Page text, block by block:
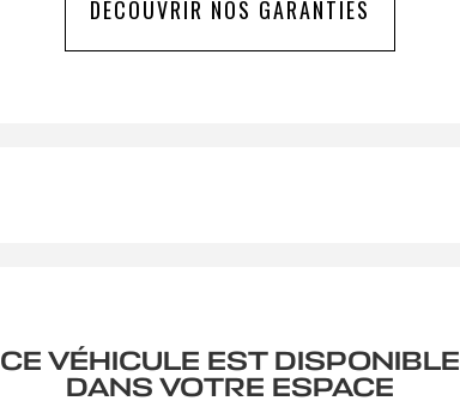
DÉCOUVRIR NOS GARANTIES
CE VÉHICULE EST DISPONIBLE
DANS VOTRE ESPACE